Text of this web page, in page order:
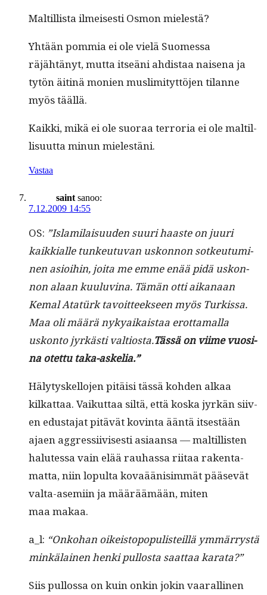
Maltil­lista ilmeis­es­ti Osmon mielestä?
Yhtään pom­mia ei ole vielä Suomes­sa
räjähtänyt, mut­ta itseäni ahdis­taa naise­na ja
tytön äit­inä monien mus­lim­i­tyt­tö­jen tilanne
myös täällä.
Kaik­ki, mikä ei ole suo­raa ter­ro­r­ia ei ole maltil­
lisu­ut­ta min­un mielestäni.
Vastaa
saint sanoo:
7.12.2009 14:55
OS: ”Islami­laisu­u­den suuri haaste on juuri
kaikkialle tunkeu­tu­van uskon­non sotkeu­tu­mi­
nen asioi­hin, joi­ta me emme enää pidä uskon­
non alaan kuu­luvina. Tämän otti aikanaan
Kemal Atatürk tavoit­teek­seen myös Turkissa.
Maa oli määrä nykyaikaistaa erot­ta­mal­la
uskon­to jyrkästi val­tios­ta.Tässä on viime vuosi­
na otet­tu taka-askelia.”
Häly­tyskel­lo­jen pitäisi tässä kohden alkaa
kilkat­taa. Vaikut­taa siltä, että kos­ka jyrkän siiv­
en edus­ta­jat pitävät kov­in­ta ään­tä itses­tään
ajaen aggres­si­ivis­es­ti asi­aansa — maltil­lis­ten
halutes­sa vain elää rauhas­sa riitaa rak­en­ta­
mat­ta, niin lop­ul­ta kovaäänisim­mät pää­sevät
val­ta-asemi­in ja määräämään, miten
maa makaa.
a_l: “Onko­han oikeistopop­ulis­teil­lä ymmär­rystä
minkälainen hen­ki pul­losta saat­taa karata?”
Siis pul­los­sa on kuin onkin jokin vaar­alli­nen